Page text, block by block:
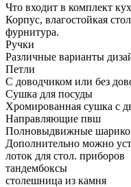
Что входит в комплект
Корпус, влагостойкая
фурнитура.
Ручки
Различные варианты
Петли
С доводчиком или без
Сушка для посуды
Хромированная сушка с
Направляющие пвш
Полновыдвижные
Дополнительно можно
лоток для стол. приборов
тандембоксы
столешница из камня